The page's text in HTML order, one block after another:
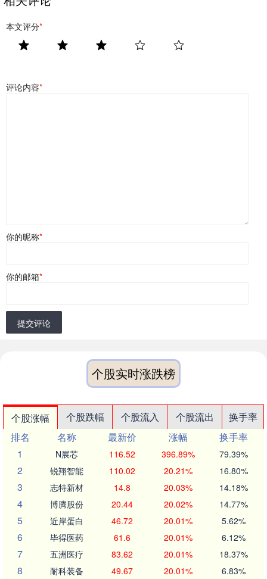
本文评分*
评论内容*
你的昵称*
你的邮箱*
提交评论
个股实时涨跌榜
个股涨幅 个股跌幅 个股流入 个股流出
换手率
排名
名称 最新价 涨幅
换手率
1
N展芯 116.52 396.89% 79.39%
2 锐翔智能 110.02 20.21% 16.80%
3 志特新材 14.8 20.03% 14.18%
4 博腾股份 20.44 20.02% 14.77%
5 近岸蛋白 46.72 20.01% 5.62%
6 毕得医药 61.6 20.01% 6.12%
7 五洲医疗 83.62 20.01% 18.37%
8 耐科装备 49.67 20.01% 6.83%